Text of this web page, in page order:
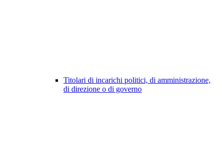
Titolari di incarichi politici, di amministrazione,
di direzione o di governo